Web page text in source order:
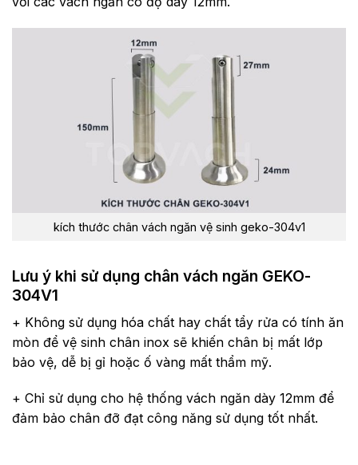
kích thước chân vách ngăn vệ sinh geko-304v1
Lưu ý khi sử dụng chân vách ngăn GEKO-
304V1
+ Không sử dụng hóa chất hay chất tẩy rửa có tính ăn
mòn để vệ sinh chân inox sẽ khiến chân bị mất lớp
bảo vệ, dễ bị gỉ hoặc ố vàng mất thẩm mỹ.
+ Chỉ sử dụng cho hệ thống vách ngăn dày 12mm để
đảm bảo chân đỡ đạt công năng sử dụng tốt nhất.